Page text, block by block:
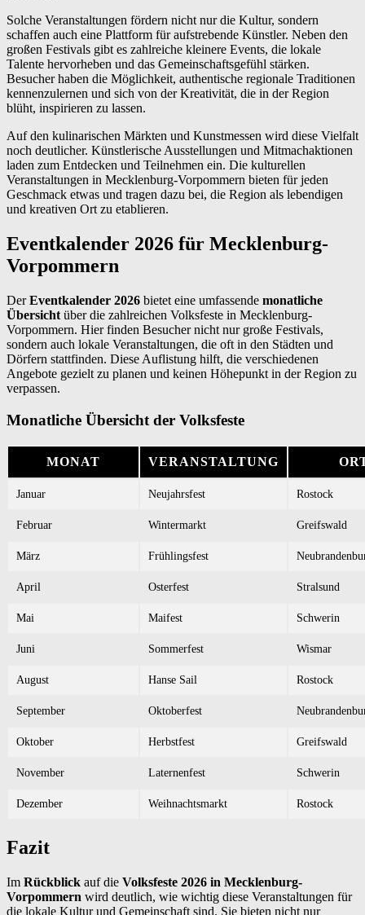
Solche Veranstaltungen fördern nicht nur die Kultur, sondern
schaffen auch eine Plattform für aufstrebende Künstler. Neben den
großen Festivals gibt es zahlreiche kleinere Events, die lokale
Talente hervorheben und das Gemeinschaftsgefühl stärken.
Besucher haben die Möglichkeit, authentische regionale Traditionen
kennenzulernen und sich von der Kreativität, die in der Region
blüht, inspirieren zu lassen.
Auf den kulinarischen Märkten und Kunstmessen wird diese Vielfalt
noch deutlicher. Künstlerische Ausstellungen und Mitmachaktionen
laden zum Entdecken und Teilnehmen ein. Die kulturellen
Veranstaltungen in Mecklenburg-Vorpommern bieten für jeden
Geschmack etwas und tragen dazu bei, die Region als lebendigen
und kreativen Ort zu etablieren.
Eventkalender 2026 für Mecklenburg-
Vorpommern
DerEventkalender 2026 bietet eine umfassende monatliche
Übersicht über die zahlreichen Volksfeste in Mecklenburg-
Vorpommern. Hier finden Besucher nicht nur große Festivals,
sondern auch lokale Veranstaltungen, die oft in den Städten und
Dörfern stattfinden. Diese Auflistung hilft, die verschiedenen
Angebote gezielt zu planen und keinen Höhepunkt in der Region zu
verpassen.
Monatliche Übersicht der Volksfeste
MONAT VERANSTALTUNG
Januar Neujahrsfest Rostock
Februar Wintermarkt Greifswald
März Frühlingsfest
April Osterfest Stralsund
Mai Maifest Schwerin
Juni Sommerfest Wismar
August Hanse Sail Rostock
September Oktoberfest
Oktober Herbstfest Greifswald
November Laternenfest Schwerin
Dezember Weihnachtsmarkt Rostock
Fazit
Im Rückblick auf die Volksfeste 2026 in Mecklenburg-
Vorpommern wird deutlich, wie wichtig diese Veranstaltungen für
die lokale Kultur und Gemeinschaft sind. Sie bieten nicht nur